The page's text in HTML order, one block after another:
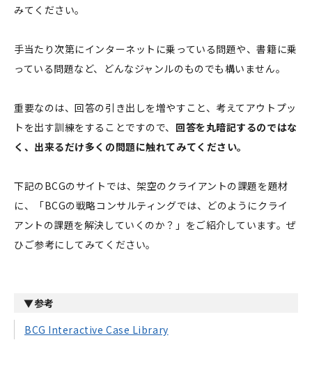
みてください。
手当たり次第にインターネットに乗っている問題や、書籍に乗
っている問題など、どんなジャンルのものでも構いません。
重要なのは、回答の引き出しを増やすこと、考えてアウトプッ
トを出す訓練をすることですので、 回答を丸暗記するのではな
く、出来るだけ多くの問題に触れてみてください。
下記のBCGのサイトでは、架空のクライアントの課題を題材
に、「BCGの戦略コンサルティングでは、どのようにクライ
アントの課題を解決していくのか？」をご紹介しています。ぜ
ひご参考にしてみてください。
▼参考
BCG Interactive Case Library